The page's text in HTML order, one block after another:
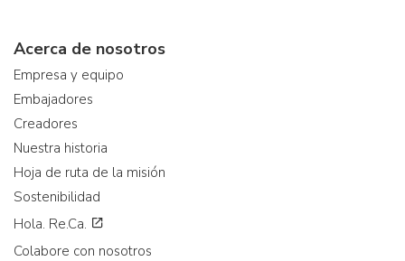
Acerca de nosotros
Empresa y equipo
Embajadores
Creadores
Nuestra historia
Hoja de ruta de la misión
Sostenibilidad
Hola. Re.Ca.
Colabore con nosotros